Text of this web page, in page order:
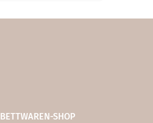
BETTWAREN-SHOP